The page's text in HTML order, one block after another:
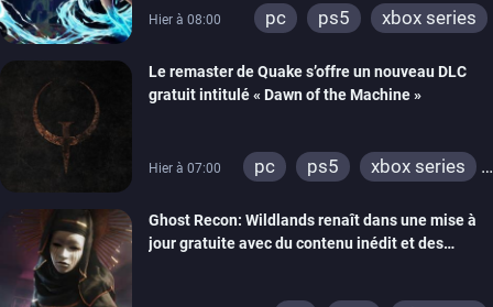
Hier à 08:00 pc ps5 xbox series
Le remaster de Quake s’offre un nouveau DLC
gratuit intitulé « Dawn of the Machine »
Hier à 07:00 pc ps5
xbox series
xbox one
nintendo 64
Ghost Recon: Wildlands renaît dans une mise à
jour gratuite avec du contenu inédit et des